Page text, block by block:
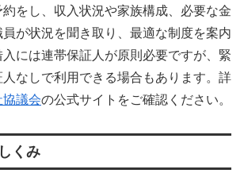
をし、収入状況や家族構成、必要な金
が状況を聞き取り、最適な制度を案内
入には連帯保証人が原則必要ですが、緊
なしで利用できる場合もあります。詳
議会の公式サイトをご確認ください。
くみ